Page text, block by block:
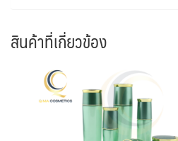
สินค้าที่เกี่ยวข้อง